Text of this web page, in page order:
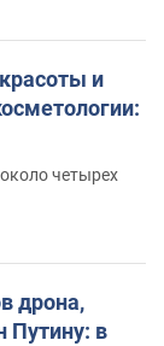
и
четырех
дрона,
Путину: в